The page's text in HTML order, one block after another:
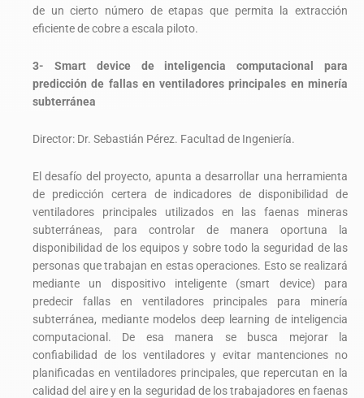
de un cierto número de etapas que permita la extracción
eficiente de cobre a escala piloto.
3- Smart device de inteligencia computacional para
predicción de fallas en ventiladores principales en minería
subterránea
Director: Dr. Sebastián Pérez. Facultad de Ingeniería.
El desafío del proyecto, apunta a desarrollar una herramienta
de predicción certera de indicadores de disponibilidad de
ventiladores principales utilizados en las faenas mineras
subterráneas, para controlar de manera oportuna la
disponibilidad de los equipos y sobre todo la seguridad de las
personas que trabajan en estas operaciones. Esto se realizará
mediante un dispositivo inteligente (smart device) para
predecir fallas en ventiladores principales para minería
subterránea, mediante modelos deep learning de inteligencia
computacional. De esa manera se busca mejorar la
confiabilidad de los ventiladores y evitar mantenciones no
planificadas en ventiladores principales, que repercutan en la
calidad del aire y en la seguridad de los trabajadores en faenas